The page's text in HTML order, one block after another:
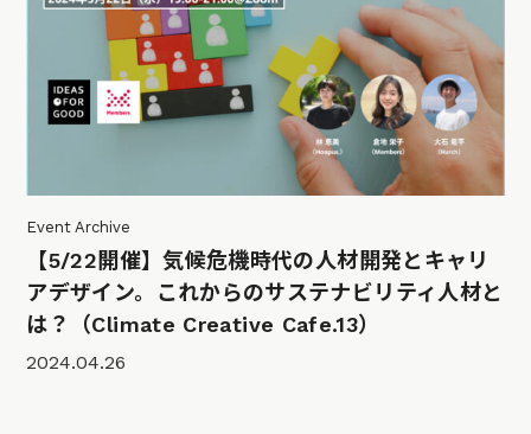
Event Archive
【5/22開催】気候危機時代の人材開発とキャリ
アデザイン。これからのサステナビリティ人材と
は？（Climate Creative Cafe.13）
2024.04.26